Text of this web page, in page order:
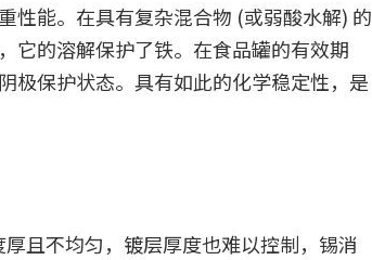
性能。在具有复杂混合物 (或弱酸水解) 的
它的溶解保护了铁。在食品罐的有效期
极保护状态。具有如此的化学稳定性，是
且不均匀，镀层厚度也难以控制，锡消